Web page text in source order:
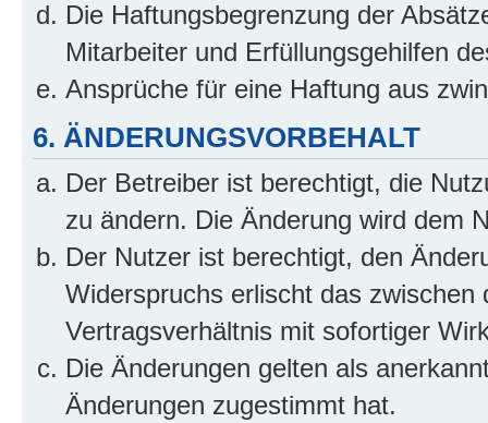
Die Haftungsbegrenzung der
Mitarbeiter und Erfüllungsgehilfen
Ansprüche für eine Haftung aus
6. ÄNDERUNGSVORBEHALT
Der Betreiber ist berechtigt, die
zu ändern. Die Änderung wird dem
Der Nutzer ist berechtigt, den
Widerspruchs erlischt das
Vertragsverhältnis mit sofortiger
Die Änderungen gelten als
Änderungen zugestimmt hat.